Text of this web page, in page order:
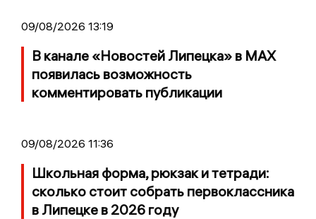
09/08/2026 13:19
В канале «Новостей Липецка» в MAX
появилась возможность
комментировать публикации
09/08/2026 11:36
Школьная форма, рюкзак и тетради:
сколько стоит собрать первоклассника
в Липецке в 2026 году